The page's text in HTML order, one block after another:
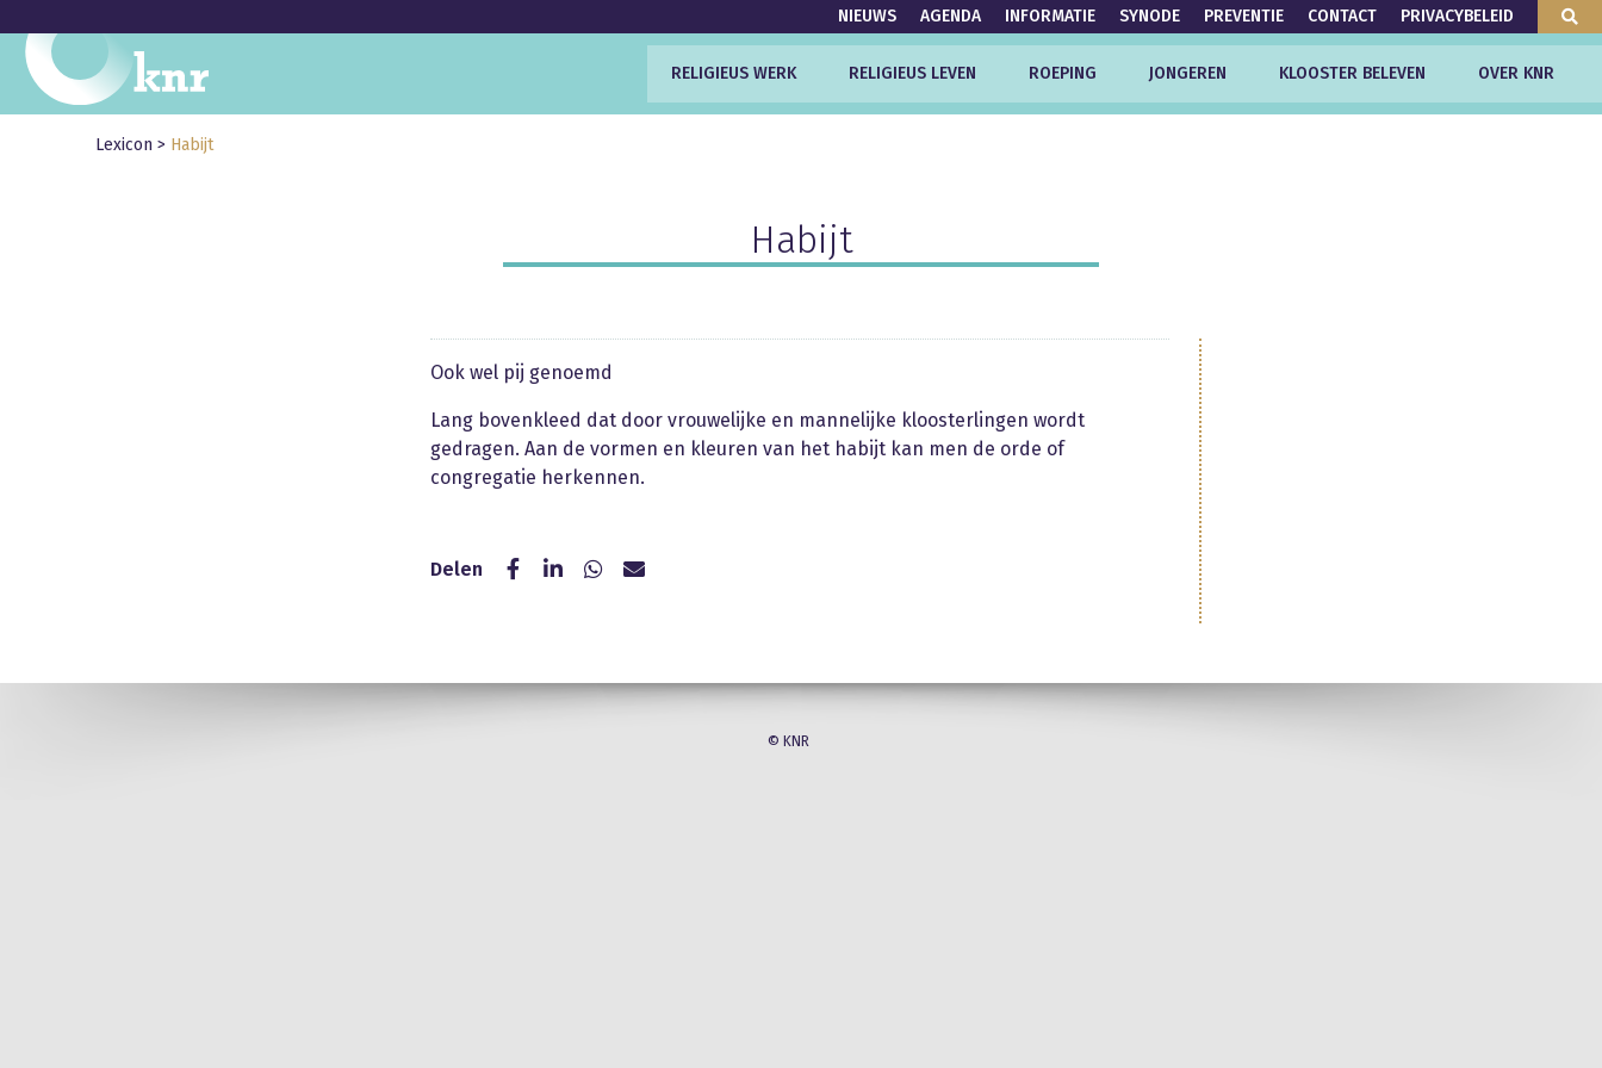
NIEUWS AGENDA INFORMATIE SYNODE PREVENTIE CONTACT PRIVACYBELEID
RELIGIEUS WERK RELIGIEUS LEVEN ROEPING JONGEREN KLOOSTER BELEVEN OVER KNR
Lexicon > Habijt
Habijt
Ook wel pij genoemd
Lang bovenkleed dat door vrouwelijke en mannelijke kloosterlingen wordt
gedragen. Aan de vormen en kleuren van het habijt kan men de orde of
congregatie herkennen.
Delen
© KNR